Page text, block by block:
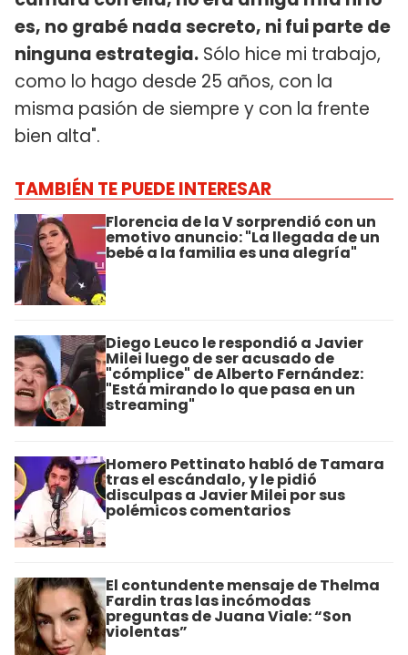
es, no grabé nada secreto, ni fui parte de
ninguna estrategia. Sólo hice mi trabajo,
como lo hago desde 25 años, con la
misma pasión de siempre y con la frente
bien alta".
TAMBIÉN TE PUEDE INTERESAR
Florencia de la V sorprendió con un
emotivo anuncio: "La llegada de un
bebé a la familia es una alegría"
Diego Leuco le respondió a Javier
Milei luego de ser acusado de
"cómplice" de Alberto Fernández:
"Está mirando lo que pasa en un
streaming"
Homero Pettinato habló de Tamara
tras el escándalo, y le pidió
disculpas a Javier Milei por sus
polémicos comentarios
El contundente mensaje de Thelma
Fardin tras las incómodas
preguntas de Juana Viale: “Son
violentas”